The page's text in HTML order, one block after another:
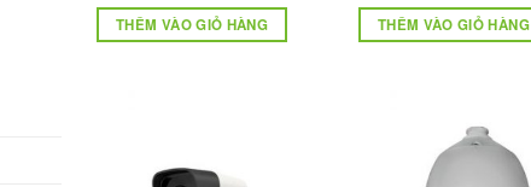
THÊM VÀO GIỎ HÀNG THÊM VÀO GIỎ HÀNG